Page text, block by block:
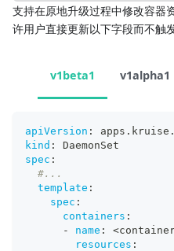
支持在原地升级过程中修改容
许用户直接更新以下字段而不触
v1beta1 v1alpha1
apiVersion :
kind :
DaemonSet
spec :
#...
template :
spec :
containers :
-
name :
resources :